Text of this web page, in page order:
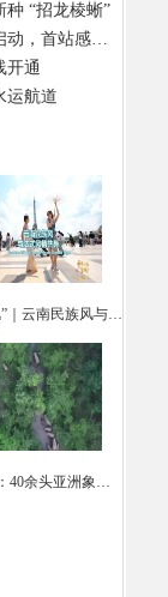
“招龙棱蜥”
2024年海外华文媒体云南行启动，首站感受春城独特气质
开通
运航道
云茶之“风”｜云南民族风与法式风情共舞
西双版纳：40余头亚洲象集体“出游戏水”